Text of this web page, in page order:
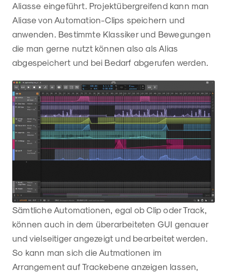
Aliasse eingeführt. Projektübergreifend kann man
Aliase von Automation-Clips speichern und
anwenden. Bestimmte Klassiker und Bewegungen
die man gerne nutzt können also als Alias
abgespeichert und bei Bedarf abgerufen werden.
Sämtliche Automationen, egal ob Clip oder Track,
können auch in dem überarbeiteten GUI genauer
und vielseitiger angezeigt und bearbeitet werden.
So kann man sich die Autmationen im
Arrangement auf Trackebene anzeigen lassen,